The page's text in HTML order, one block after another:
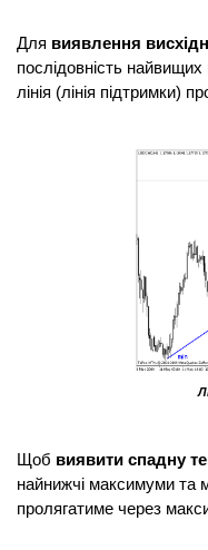
Для виявлення
послідовність найвищих
лінія (лінія підтримки)
Щоб виявити спадну
найнижчі максимуми та
пролягатиме через